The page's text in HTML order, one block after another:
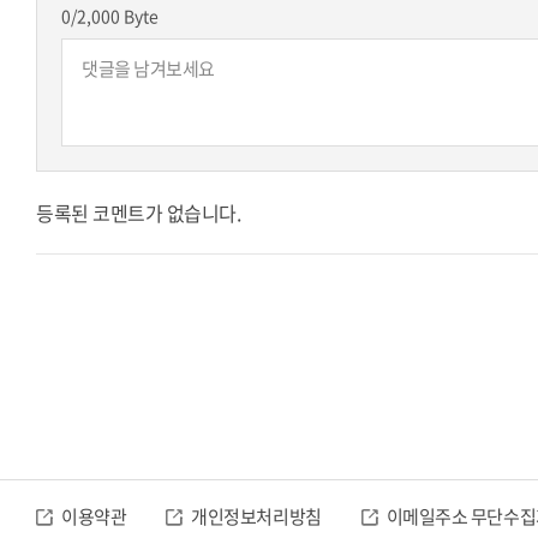
0/2,000 Byte
등록된 코멘트가 없습니다.
이용약관 개인정보처리방침 이메일주소 무단수